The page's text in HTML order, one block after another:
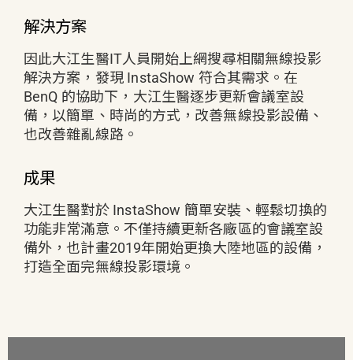
解決方案
因此大江生醫IT人員開始上網搜尋相關無線投影
解決方案，發現 InstaShow 符合其需求。在
BenQ 的協助下，大江生醫逐步更新會議室設
備，以簡單、時尚的方式，改善無線投影設備、
也改善雜亂線路。
成果
大江生醫對於 InstaShow 簡單安裝、輕鬆切換的
功能非常滿意。不僅持續更新各廠區的會議室設
備外，也計畫2019年開始更換大陸地區的設備，
打造全面完無線投影環境。